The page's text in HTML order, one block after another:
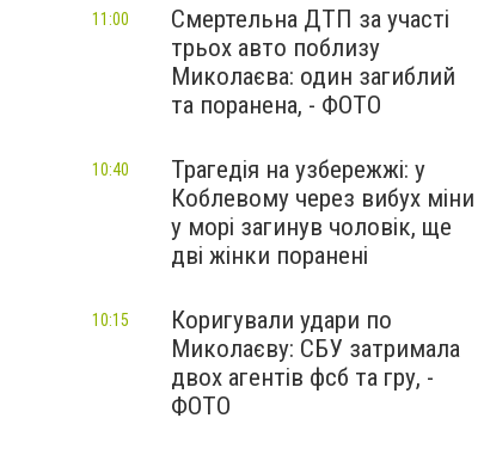
Смертельна ДТП за участі
трьох авто поблизу
Миколаєва: один загиблий
та поранена, - ФОТО
11:00
Трагедія на узбережжі: у
Коблевому через вибух міни
у морі загинув чоловік, ще
дві жінки поранені
10:40
Коригували удари по
Миколаєву: СБУ затримала
двох агентів фсб та гру, -
ФОТО
10:15